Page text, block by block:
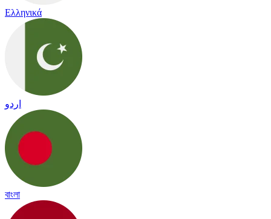
Ελληνικά
اردو
বাংলা